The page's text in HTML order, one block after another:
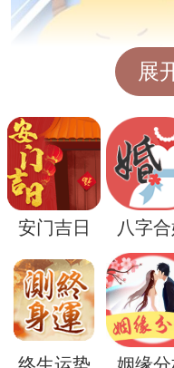
在梦境中，场景
特的解读方式。
着在现实生活中
某种情况或者问
展
安门吉日 八字